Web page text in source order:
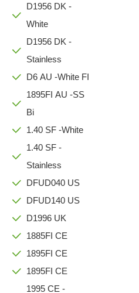
D1956 DK -
White
D1956 DK -
Stainless
D6 AU -White FI
1895FI AU -SS
Bi
1.40 SF -White
1.40 SF -
Stainless
DFUD040 US
DFUD140 US
D1996 UK
1885FI CE
1895FI CE
1895FI CE
1995 CE -